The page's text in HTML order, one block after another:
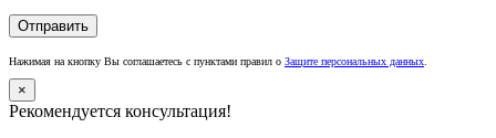
Нажимая на кнопку Вы соглашаетесь с пунктами правил о Защите персональных данных
×
Рекомендуется консультация!